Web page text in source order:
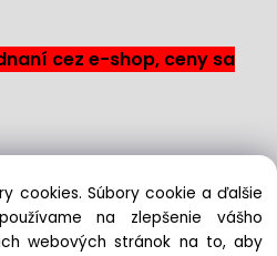
cez e-shop, ceny sa
uzavretej na diaľku bez
cookies. Súbory cookie a ďalšie
na zlepšenie vášho
webových stránok na to, aby